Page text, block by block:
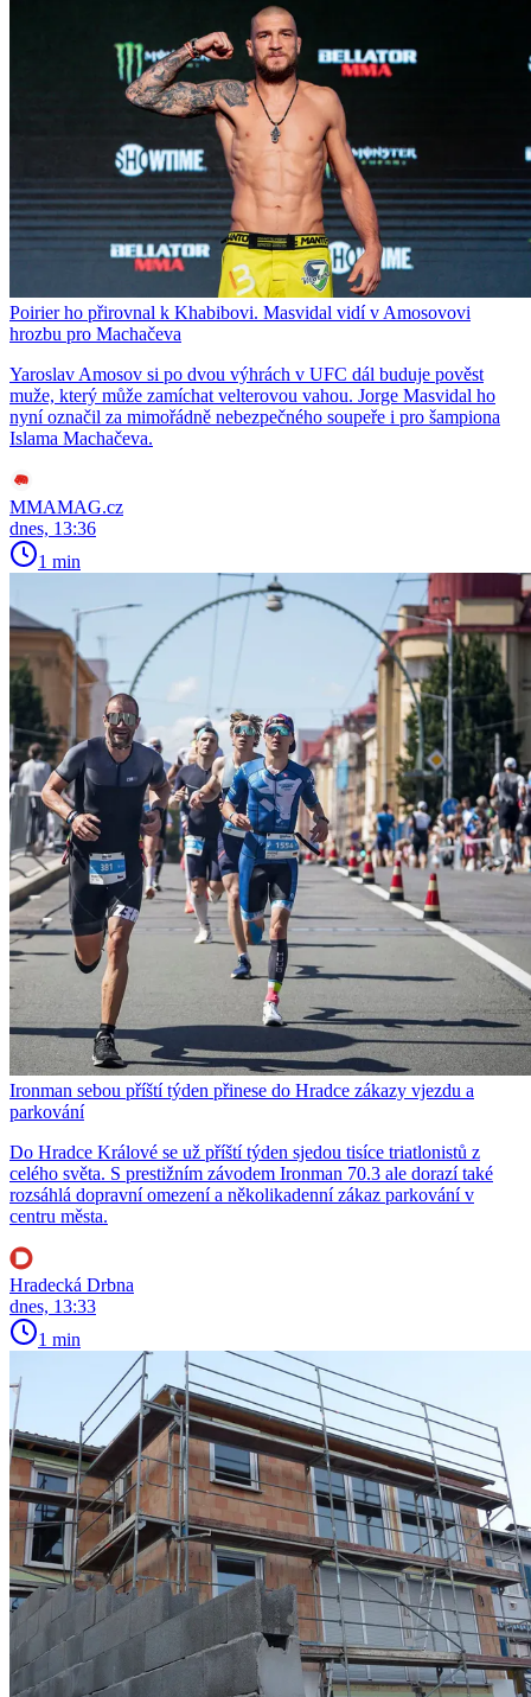
Poirier ho přirovnal k Khabibovi. Masvidal vidí v Amosovovi
hrozbu pro Machačeva
Yaroslav Amosov si po dvou výhrách v UFC dál buduje pověst
muže, který může zamíchat velterovou vahou. Jorge Masvidal ho
nyní označil za mimořádně nebezpečného soupeře i pro šampiona
Islama Machačeva.
MMAMAG.cz
dnes, 13:36
1 min
Ironman sebou příští týden přinese do Hradce zákazy vjezdu a
parkování
Do Hradce Králové se už příští týden sjedou tisíce triatlonistů z
celého světa. S prestižním závodem Ironman 70.3 ale dorazí také
rozsáhlá dopravní omezení a několikadenní zákaz parkování v
centru města.
Hradecká Drbna
dnes, 13:33
1 min